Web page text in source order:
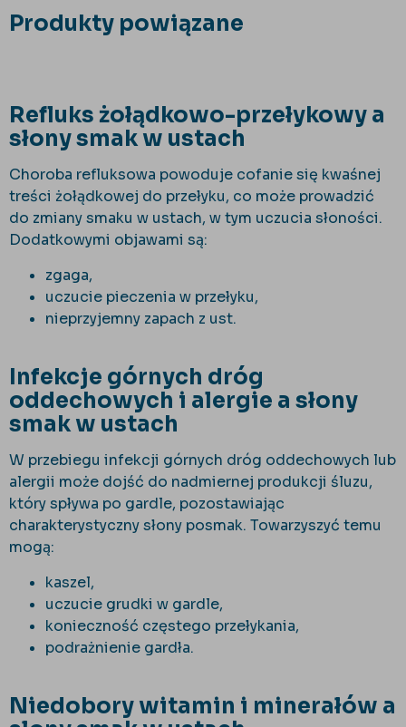
Produkty powiązane
Refluks żołądkowo-przełykowy a
słony smak w ustach
Choroba refluksowa powoduje cofanie się kwaśnej
treści żołądkowej do przełyku, co może prowadzić
do zmiany smaku w ustach, w tym uczucia słoności.
Dodatkowymi objawami są:
zgaga,
uczucie pieczenia w przełyku,
nieprzyjemny zapach z ust.
Infekcje górnych dróg
oddechowych i alergie a słony
smak w ustach
W przebiegu infekcji górnych dróg oddechowych lub
alergii może dojść do nadmiernej produkcji śluzu,
który spływa po gardle, pozostawiając
charakterystyczny słony posmak. Towarzyszyć temu
mogą:
kaszel,
uczucie grudki w gardle,
konieczność częstego przełykania,
podrażnienie gardła.
Niedobory witamin i minerałów a